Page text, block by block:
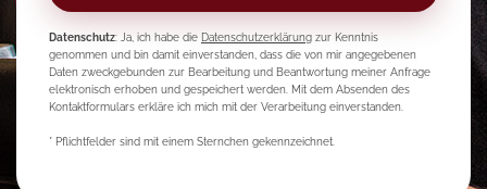
Datenschutz: Ja, ich habe die Datenschutzerklärung zur Kenntnis
genommen und bin damit einverstanden, dass die von mir angegebenen
Daten zweckgebunden zur Bearbeitung und Beantwortung meiner Anfrage
elektronisch erhoben und gespeichert werden. Mit dem Absenden des
Kontaktformulars erkläre ich mich mit der Verarbeitung einverstanden.
* Pflichtfelder sind mit einem Sternchen gekennzeichnet.